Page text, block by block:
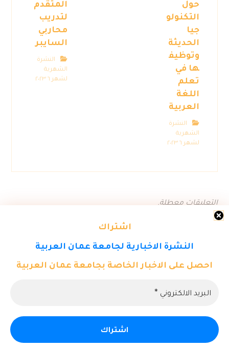
اشتراك
النشرة الاخبارية لجامعة عمان العربية
احصل على الاخبار الخاصة بجامعة عمان العربية
حول
التكنولو
جيا
الحديثة
وتوظيف
ها في
تعلم
اللغة
العربية
النشرة
الشهرية
لشهر ٦ ٢٠٢٣
المتقدم
لتدريب
محاربي
السايبر
النشرة
الشهرية
لشهر ٦ ٢٠٢٣
التعليقات معطلة.
© حقوق النشر ٢٠٢٦. كل الحقوق محفوظة لمركز تكنولوجيا المعلومات -